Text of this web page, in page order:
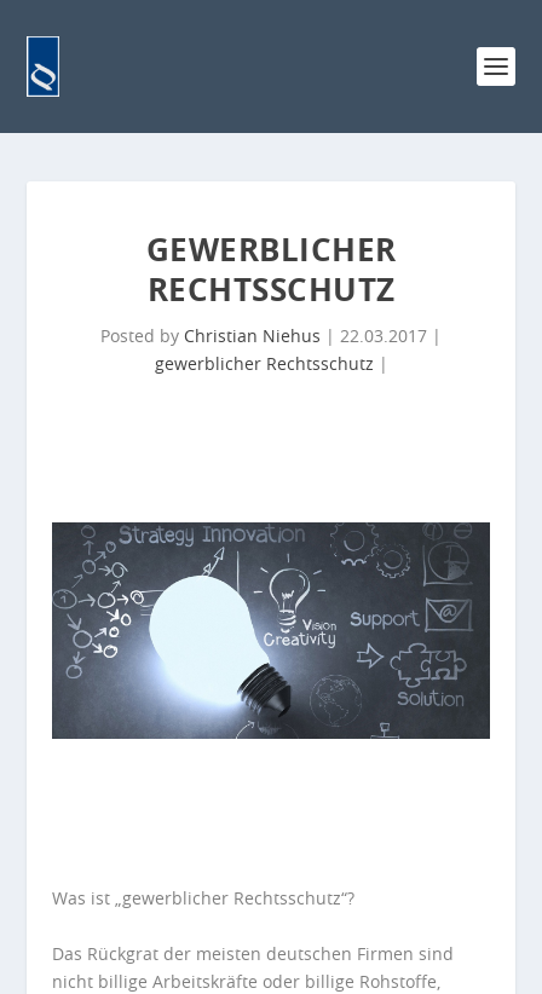
GEWERBLICHER
RECHTSSCHUTZ
Posted by Christian Niehus | 22.03.2017 |
gewerblicher Rechtsschutz |
Was ist „gewerblicher Rechtsschutz“?
Das Rückgrat der meisten deutschen Firmen sind
nicht billige Arbeitskräfte oder billige Rohstoffe,